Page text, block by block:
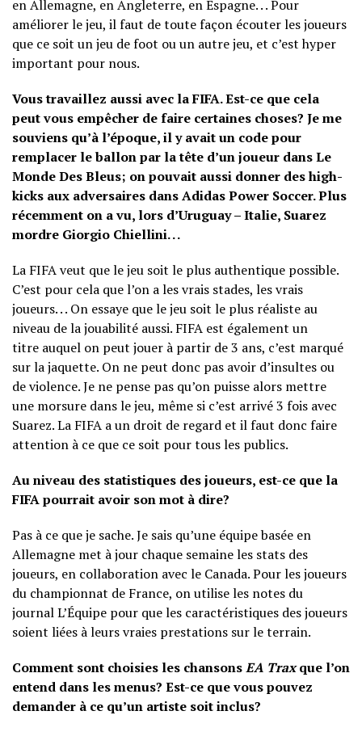
en Allemagne, en Angleterre, en Espagne. . . Pour
améliorer le jeu, il faut de toute façon écouter les joueurs
que ce soit un jeu de foot ou un autre jeu, et c’est hyper
important pour nous.
Vous travaillez aussi avec la FIFA. Est-ce que cela
peut vous empêcher de faire certaines choses? Je me
souviens qu’à l’époque, il y avait un code pour
remplacer le ballon par la tête d’un joueur dans Le
Monde Des Bleus; on pouvait aussi donner des high-
kicks aux adversaires dans Adidas Power Soccer. Plus
récemment on a vu, lors d’Uruguay – Italie, Suarez
mordre Giorgio Chiellini. . .
La FIFA veut que le jeu soit le plus authentique possible.
C’est pour cela que l’on a les vrais stades, les vrais
joueurs. . . On essaye que le jeu soit le plus réaliste au
niveau de la jouabilité aussi. FIFA est également un
titre auquel on peut jouer à partir de 3 ans, c’est marqué
sur la jaquette. On ne peut donc pas avoir d’insultes ou
de violence. Je ne pense pas qu’on puisse alors mettre
une morsure dans le jeu, même si c’est arrivé 3 fois avec
Suarez. La FIFA a un droit de regard et il faut donc faire
attention à ce que ce soit pour tous les publics.
Au niveau des statistiques des joueurs, est-ce que la
FIFA pourrait avoir son mot à dire?
Pas à ce que je sache. Je sais qu’une équipe basée en
Allemagne met à jour chaque semaine les stats des
joueurs, en collaboration avec le Canada. Pour les joueurs
du championnat de France, on utilise les notes du
journal L’Équipe pour que les caractéristiques des joueurs
soient liées à leurs vraies prestations sur le terrain.
Comment sont choisies les chansonsEA Traxque l’on
entend dans les menus? Est-ce que vous pouvez
demander à ce qu’un artiste soit inclus?